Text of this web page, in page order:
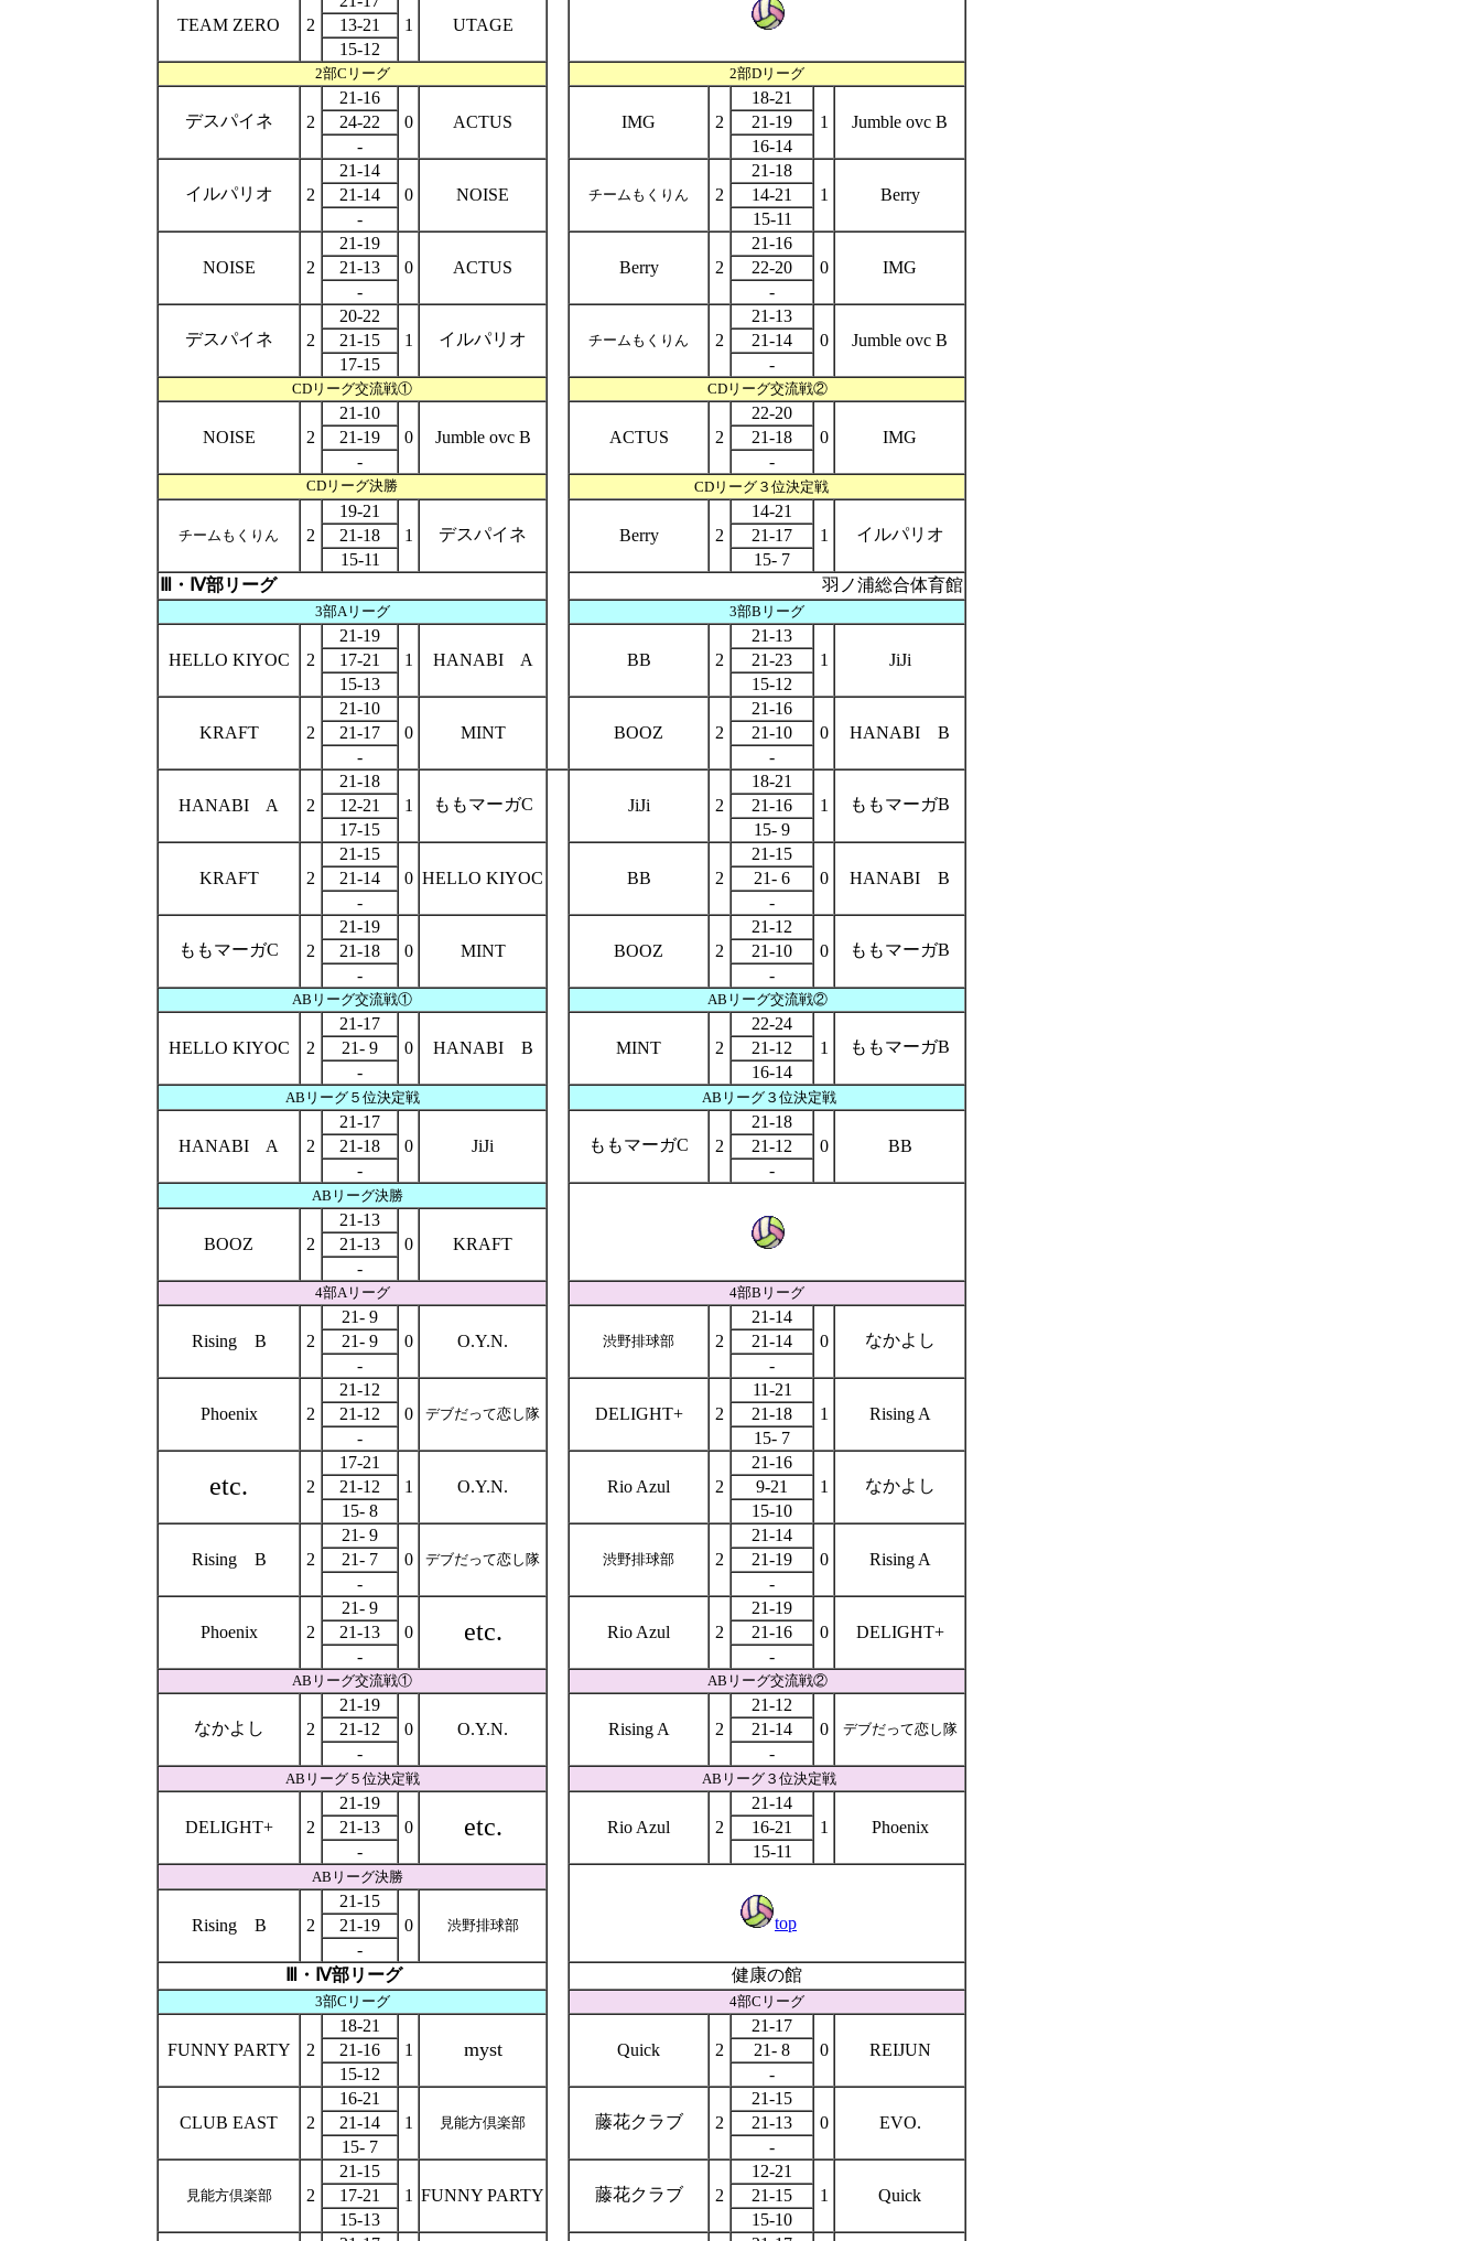
TEAM ZERO 2
1
UTAGE
13-21
15-12
2部Cリーグ 2部Dリーグ
デスパイネ 2
21-16
0
ACTUS IMG 2
18-21
1
Jumble ovc B
24-22
21-19
-
16-14
イルパリオ 2
21-14
0
NOISE チームもくりん 2
21-18
1
Berry
21-14
14-21
-
15-11
NOISE 2
21-19
0
ACTUS Berry 2
21-16
0
IMG
21-13
22-20
-
-
デスパイネ 2
20-22
1
イルパリオ チームもくりん 2
21-13
0
Jumble ovc B
21-15
21-14
17-15
-
CDリーグ交流戦① CDリーグ交流戦②
NOISE 2
21-10
0
Jumble ovc B ACTUS 2
22-20
0
IMG
21-19
21-18
-
-
CDリーグ決勝 CDリーグ３位決定戦
チームもくりん 2
19-21
1
デスパイネ Berry 2
14-21
1
イルパリオ
21-18
21-17
15-11
15- 7
Ⅲ・Ⅳ部リーグ
羽ノ浦総合体育館
3部Aリーグ 3部Bリーグ
HELLO KIYOC 2
21-19
1
HANABI A BB 2
21-13
1
JiJi
17-21
21-23
15-13
15-12
KRAFT 2
21-10
0
MINT BOOZ 2
21-16
0
HANABI B
21-17
21-10
-
-
HANABI A 2
21-18
1
ももマーガC JiJi 2
18-21
1
ももマーガB
12-21
21-16
17-15
15- 9
KRAFT 2
21-15
0 HELLO KIYOC BB 2
21-15
0
HANABI B
21-14
21- 6
-
-
ももマーガC 2
21-19
0
MINT BOOZ 2
21-12
0
ももマーガB
21-18
21-10
-
-
ABリーグ交流戦① ABリーグ交流戦②
HELLO KIYOC 2
21-17
0
HANABI B MINT 2
22-24
1
ももマーガB
21- 9
21-12
-
16-14
ABリーグ５位決定戦 ABリーグ３位決定戦
HANABI A 2
21-17
0
JiJi ももマーガC 2
21-18
0
BB
21-18
21-12
-
-
ABリーグ決勝
BOOZ 2
21-13
0
KRAFT
21-13
-
4部Aリーグ 4部Bリーグ
Rising B 2
21- 9
0
O.Y.N. 渋野排球部 2
21-14
0
なかよし
21- 9
21-14
-
-
Phoenix 2
21-12
0
デブだって恋し隊 DELIGHT+ 2
11-21
1
Rising A
21-12
21-18
-
15- 7
etc. 2
17-21
1
O.Y.N. Rio Azul 2
21-16
1
なかよし
21-12
9-21
15- 8
15-10
Rising B 2
21- 9
0
デブだって恋し隊 渋野排球部 2
21-14
0
Rising A
21- 7
21-19
-
-
Phoenix 2
21- 9
0
etc. Rio Azul 2
21-19
0
DELIGHT+
21-13
21-16
-
-
ABリーグ交流戦① ABリーグ交流戦②
なかよし 2
21-19
0
O.Y.N. Rising A 2
21-12
0
デブだって恋し隊
21-12
21-14
-
-
ABリーグ５位決定戦 ABリーグ３位決定戦
DELIGHT+ 2
21-19
0
etc. Rio Azul 2
21-14
1
Phoenix
21-13
16-21
-
15-11
ABリーグ決勝
top
Rising B 2
21-15
0
渋野排球部
21-19
-
Ⅲ・Ⅳ部リーグ
健康の館
3部Cリーグ 4部Cリーグ
FUNNY PARTY 2
18-21
1
myst Quick 2
21-17
0
REIJUN
21-16
21- 8
15-12
-
CLUB EAST 2
16-21
1
見能方倶楽部 藤花クラブ 2
21-15
0
EVO.
21-14
21-13
15- 7
-
見能方倶楽部 2
21-15
1 FUNNY PARTY 藤花クラブ 2
12-21
1
Quick
17-21
21-15
15-13
15-10